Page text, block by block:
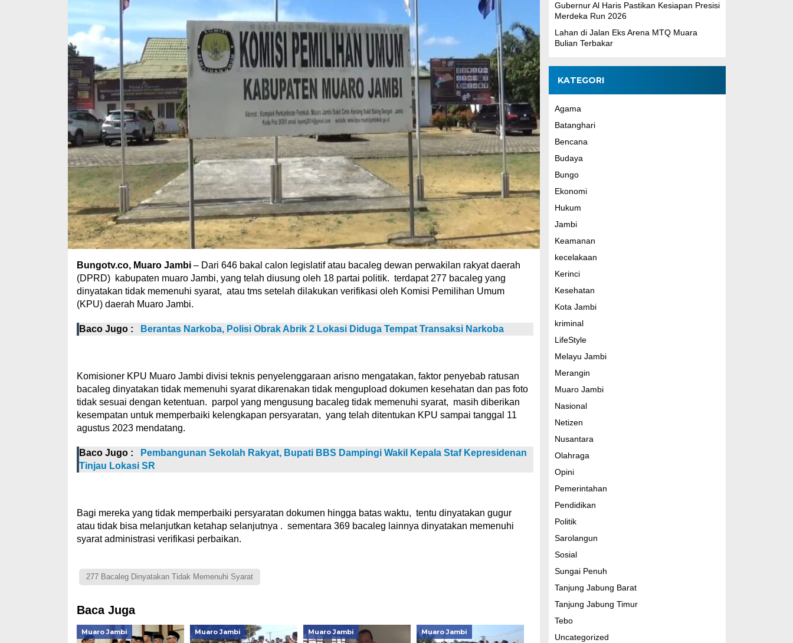
Bungotv.co, Muaro Jambi– Dari 646 bakal calon legislatif atau bacaleg dewan perwakilan rakyat daerah
(DPRD) kabupaten muaro Jambi, yang telah diusung oleh 18 partai politik. terdapat 277 bacaleg yang
dinyatakan tidak memenuhi syarat, atau tms setelah dilakukan verifikasi oleh Komisi Pemilihan Umum
(KPU) daerah Muaro Jambi.
Baco Jugo : Berantas Narkoba, Polisi Obrak Abrik 2 Lokasi Diduga Tempat Transaksi Narkoba
Komisioner KPU Muaro Jambi divisi teknis penyelenggaraan arisno mengatakan, faktor penyebab ratusan
bacaleg dinyatakan tidak memenuhi syarat dikarenakan tidak mengupload dokumen kesehatan dan pas foto
tidak sesuai dengan ketentuan. parpol yang mengusung bacaleg tidak memenuhi syarat, masih diberikan
kesempatan untuk memperbaiki kelengkapan persyaratan, yang telah ditentukan KPU sampai tanggal 11
agustus 2023 mendatang.
Baco Jugo :
Pembangunan Sekolah Rakyat, Bupati BBS Dampingi Wakil Kepala Staf Kepresidenan
Tinjau Lokasi SR
Bagi mereka yang tidak memperbaiki persyaratan dokumen hingga batas waktu, tentu dinyatakan gugur
atau tidak bisa melanjutkan ketahap selanjutnya . sementara 369 bacaleg lainnya dinyatakan memenuhi
syarat administrasi verifikasi perbaikan.
277 Bacaleg Dinyatakan Tidak Memenuhi Syarat
Baca Juga
Muaro Jambi Muaro Jambi Muaro Jambi Muaro Jambi
Gubernur Al Haris Pastikan Kesiapan Presisi
Merdeka Run 2026
Lahan di Jalan Eks Arena MTQ Muara
Bulian Terbakar
KATEGORI
Agama
Batanghari
Bencana
Budaya
Bungo
Ekonomi
Hukum
Jambi
Keamanan
kecelakaan
Kerinci
Kesehatan
Kota Jambi
kriminal
LifeStyle
Melayu Jambi
Merangin
Muaro Jambi
Nasional
Netizen
Nusantara
Olahraga
Opini
Pemerintahan
Pendidikan
Politik
Sarolangun
Sosial
Sungai Penuh
Tanjung Jabung Barat
Tanjung Jabung Timur
Tebo
Uncategorized